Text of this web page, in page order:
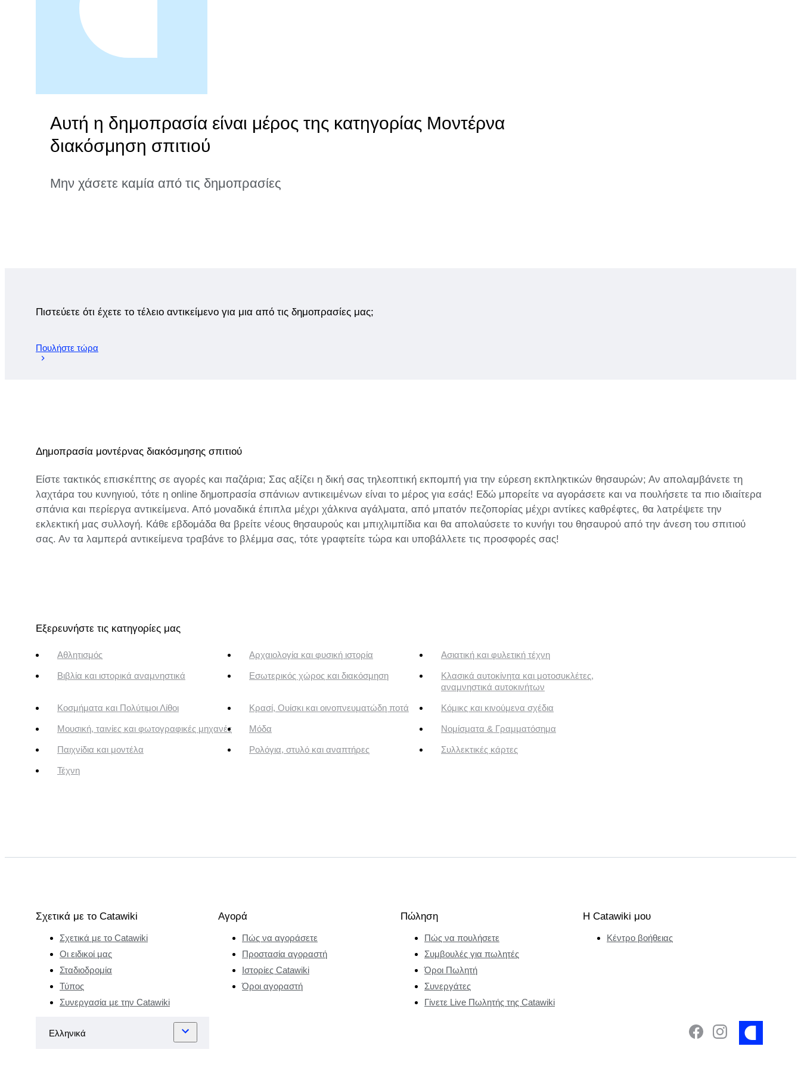
Αυτή η δημοπρασία είναι μέρος της κατηγορίας Μοντέρνα
διακόσμηση σπιτιού
Μην χάσετε καμία από τις δημοπρασίες
Πιστεύετε ότι έχετε το τέλειο αντικείμενο για μια από τις δημοπρασίες μας;
Πουλήστε τώρα
Δημοπρασία μοντέρνας διακόσμησης σπιτιού
Είστε τακτικός επισκέπτης σε αγορές και παζάρια; Σας αξίζει η δική σας τηλεοπτική εκπομπή για την εύρεση εκπληκτικών θησαυρών; Αν απολαμβάνετε τη
λαχτάρα του κυνηγιού, τότε η online δημοπρασία σπάνιων αντικειμένων είναι το μέρος για εσάς! Εδώ μπορείτε να αγοράσετε και να πουλήσετε τα πιο ιδιαίτερα
σπάνια και περίεργα αντικείμενα. Από μοναδικά έπιπλα μέχρι χάλκινα αγάλματα, από μπατόν πεζοπορίας μέχρι αντίκες καθρέφτες, θα λατρέψετε την
εκλεκτική μας συλλογή. Κάθε εβδομάδα θα βρείτε νέους θησαυρούς και μπιχλιμπίδια και θα απολαύσετε το κυνήγι του θησαυρού από την άνεση του σπιτιού
σας. Αν τα λαμπερά αντικείμενα τραβάνε το βλέμμα σας, τότε γραφτείτε τώρα και υποβάλλετε τις προσφορές σας!
Εξερευνήστε τις κατηγορίες μας
Αθλητισμός Αρχαιολογία και φυσική ιστορία Ασιατική και φυλετική τέχνη
Βιβλία και ιστορικά αναμνηστικά Εσωτερικός χώρος και διακόσμηση
Κλασικά αυτοκίνητα και μοτοσυκλέτες,
αναμνηστικά αυτοκινήτων
Κοσμήματα και Πολύτιμοι Λίθοι Κρασί, Ουίσκι και οινοπνευματώδη ποτά Κόμικς και κινούμενα σχέδια
Μουσική, ταινίες και φωτογραφικές μηχανές Μόδα Νομίσματα & Γραμματόσημα
Παιχνίδια και μοντέλα Ρολόγια, στυλό και αναπτήρες Συλλεκτικές κάρτες
Τέχνη
Σχετικά με το Catawiki
Σχετικά με το Catawiki
Οι ειδικοί μας
Σταδιοδρομία
Τύπος
Συνεργασία με την Catawiki
Αγορά
Πώς να αγοράσετε
Προστασία αγοραστή
Ιστορίες Catawiki
Όροι αγοραστή
Πώληση
Πώς να πουλήσετε
Συμβουλές για πωλητές
Όροι Πωλητή
Συνεργάτες
Γίνετε Live Πωλητής της Catawiki
Η Catawiki μου
Κέντρο βοήθειας